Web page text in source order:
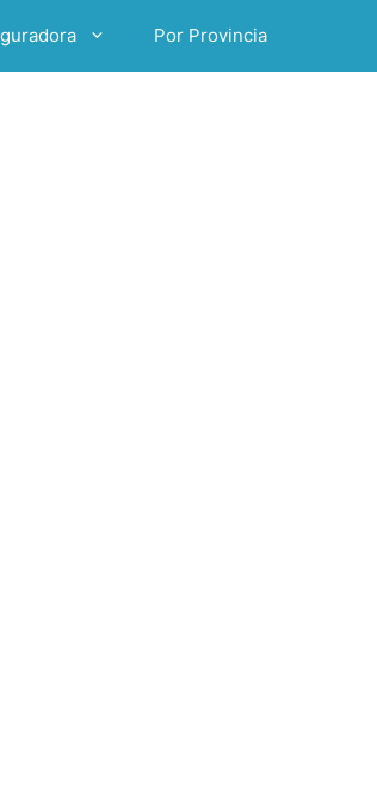
Por Provincia